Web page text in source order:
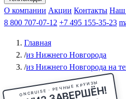
Чебоксарыиз Волгоградаиз
КазаньВ Нижний НовгородВ
РыбинскНа СоловкиНа ВалаамПо
Афанасий Никитин Октябрьская
ФединАлександр СвешниковИван
МироновА.С.Попов
О компании Акции Контакты Наш
8 800 707-07-12 +7 495 155-35-23
Главная
/из Нижнего Новгорода
/из Нижнего Новгорода на
ONCRUISE · РЕЧНЫЕ КРУИЗЫ